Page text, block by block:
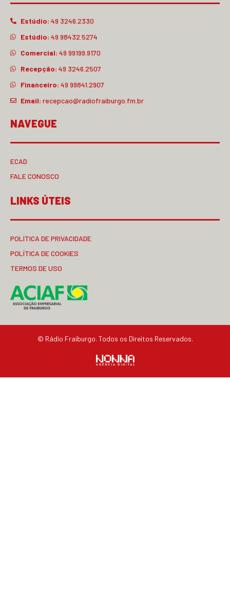
Estúdio: 49 3246.2330
Estúdio: 49 98432.5274
Comercial: 49 99199.9170
Recepção: 49 3246.2507
Financeiro: 49 99841.2907
Email: recepcao@radiofraiburgo.fm.br
NAVEGUE
ECAD
FALE CONOSCO
LINKS ÚTEIS
POLÍTICA DE PRIVACIDADE
POLÍTICA DE COOKIES
TERMOS DE USO
© Rádio Fraiburgo. Todos os Direitos Reservados.